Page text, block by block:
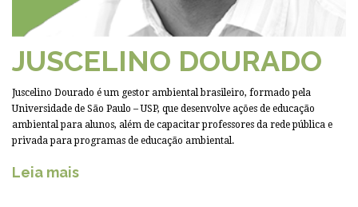
JUSCELINO DOURADO
Juscelino Dourado é um gestor ambiental brasileiro, formado pela
Universidade de São Paulo – USP, que desenvolve ações de educação
ambiental para alunos, além de capacitar professores da rede pública e
privada para programas de educação ambiental.
Leia mais